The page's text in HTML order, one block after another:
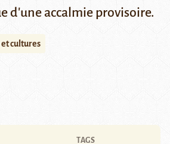
d'une accalmie provisoire.
et cultures
TAGS